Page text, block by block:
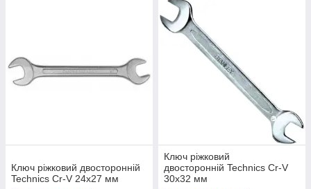
Ключ ріжковий двосторонній
Technics Cr-V 24х27 мм
Ключ ріжковий
двосторонній Technics Cr-V
30х32 мм